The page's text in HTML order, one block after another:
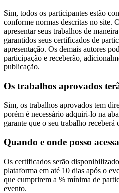
Sim, todos os participantes estão
conforme normas descritas no site.
apresentar seus trabalhos de
garantidos seus certificados de
apresentação. Os demais autores
participação e receberão,
publicação.
Os trabalhos aprovados
Sim, os trabalhos aprovados tem
porém é necessário adquiri-lo na
garante que o seu trabalho
Quando e onde posso
Os certificados serão
plataforma em até 10 dias após o
que cumprirem a % mínima de
evento.